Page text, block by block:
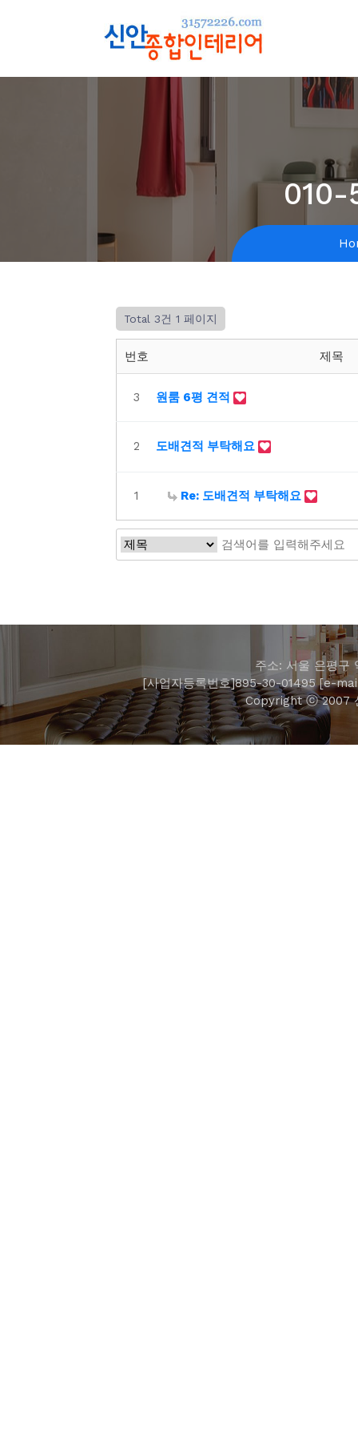
010-
Total 3건 1 페이지
번호 제목
3 원룸 6평 견적
2 도배견적 부탁해요
1 Re: 도배견적 부탁해요
주소: 서울 은평구
[사업자등록번호]895-30-01495 [e-
Copyright ⓒ 2007